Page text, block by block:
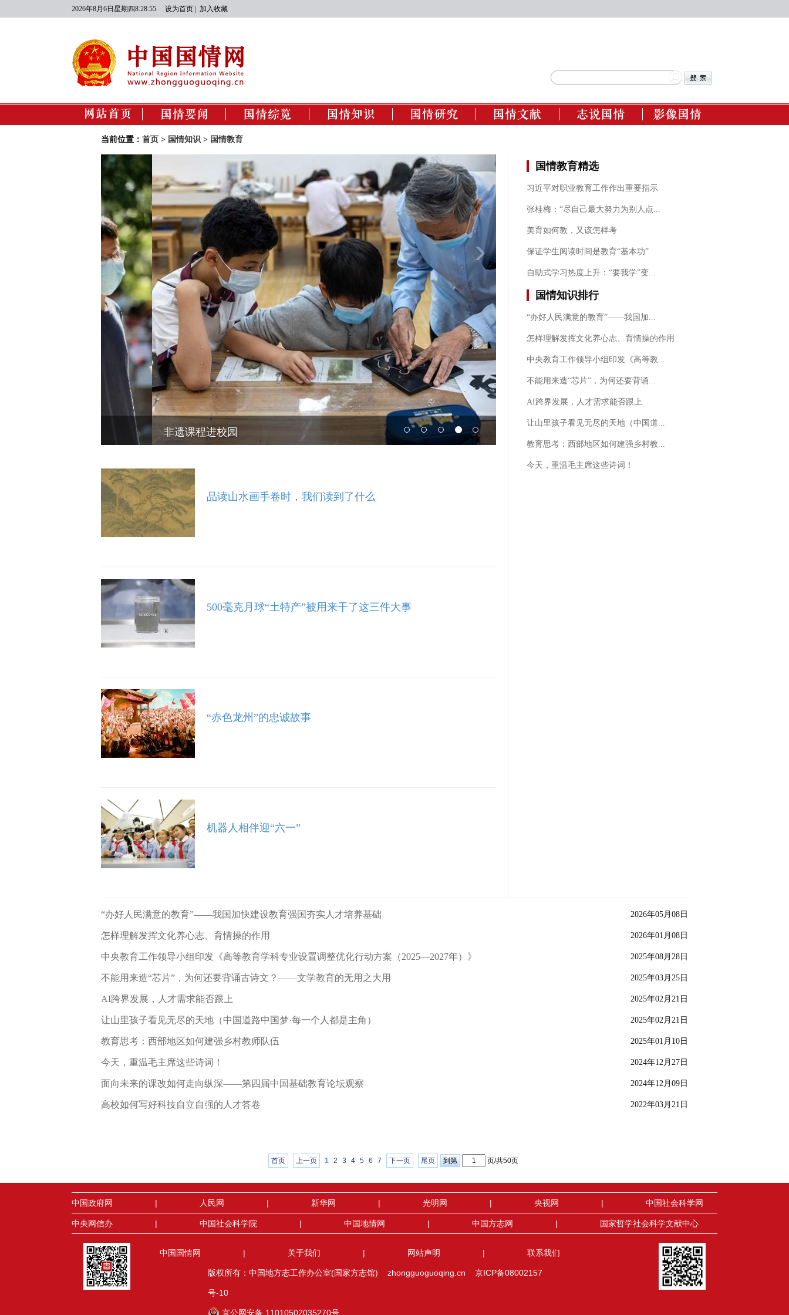
2026年8月6日星期四8:28:56 设为首页 加入收藏
国情动态
政治建设
文化建设
社会建设
生态文明建设
国情讲坛
国情教育
国情调查
国情咨询
当前位置： 首页 > 国情知识 > 国情教育
非遗课程进校园
‹ ›
品读山水画手卷时，我们读到了什么
500毫克月球“土特产”被用来干了这三件大事
“赤色龙州”的忠诚故事
机器人相伴迎“六一”
国情教育精选
习近平对职业教育工作作出重要指示
张桂梅：“尽自己最大努力为别人点...
美育如何教，又该怎样考
保证学生阅读时间是教育“基本功”
自助式学习热度上升：“要我学”变...
国情知识排行
“办好人民满意的教育”——我国加...
怎样理解发挥文化养心志、育情操的作用
中央教育工作领导小组印发《高等教...
不能用来造“芯片”，为何还要背诵...
AI跨界发展，人才需求能否跟上
让山里孩子看见无尽的天地（中国道...
教育思考：西部地区如何建强乡村教...
今天，重温毛主席这些诗词！
2026年05月08日
“办好人民满意的教育”——我国加快建设教育强国夯实人才培养基础
2026年01月08日
怎样理解发挥文化养心志、育情操的作用
2025年08月28日
中央教育工作领导小组印发《高等教育学科专业设置调整优化行动方案（2025—2027年）》
2025年03月25日
不能用来造“芯片”，为何还要背诵古诗文？——文学教育的无用之大用
2025年02月21日
AI跨界发展，人才需求能否跟上
2025年02月21日
让山里孩子看见无尽的天地（中国道路中国梦·每一个人都是主角）
2025年01月10日
教育思考：西部地区如何建强乡村教师队伍
2024年12月27日
今天，重温毛主席这些诗词！
2024年12月09日
面向未来的课改如何走向纵深——第四届中国基础教育论坛观察
2022年03月21日
高校如何写好科技自立自强的人才答卷
首页 上一页 1 2 3 4 5 6 7 下一页 尾页 到第 页/共50页
中国政府网 | 人民网 | 新华网 | 光明网 | 央视网 | 中国社会科学网
中央网信办 | 中国社会科学院 | 中国地情网 | 中国方志网 | 国家哲学社会科学文献中心
中国国情网 | 关于我们 | 网站声明 | 联系我们
版权所有：中国地方志工作办公室(国家方志馆) zhongguoguoqing.cn 京ICP备08002157
号-10
京公网安备 11010502035270号